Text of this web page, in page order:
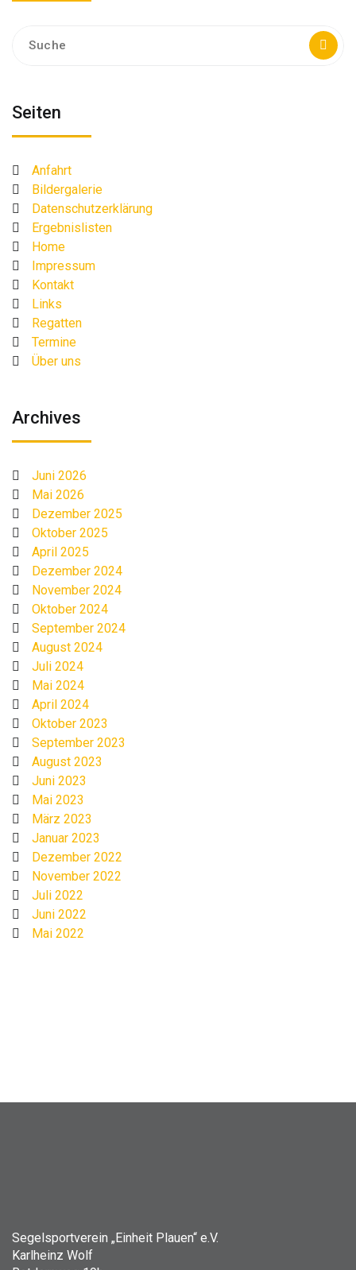
nach:
Seiten
Anfahrt
Bildergalerie
Datenschutzerklärung
Ergebnislisten
Home
Impressum
Kontakt
Links
Regatten
Termine
Über uns
Archives
Juni 2026
Mai 2026
Dezember 2025
Oktober 2025
April 2025
Dezember 2024
November 2024
Oktober 2024
September 2024
August 2024
Juli 2024
Mai 2024
April 2024
Oktober 2023
September 2023
August 2023
Juni 2023
Mai 2023
März 2023
Januar 2023
Dezember 2022
November 2022
Juli 2022
Juni 2022
Mai 2022
Segelsportverein „Einheit Plauen“ e.V.
Karlheinz Wolf